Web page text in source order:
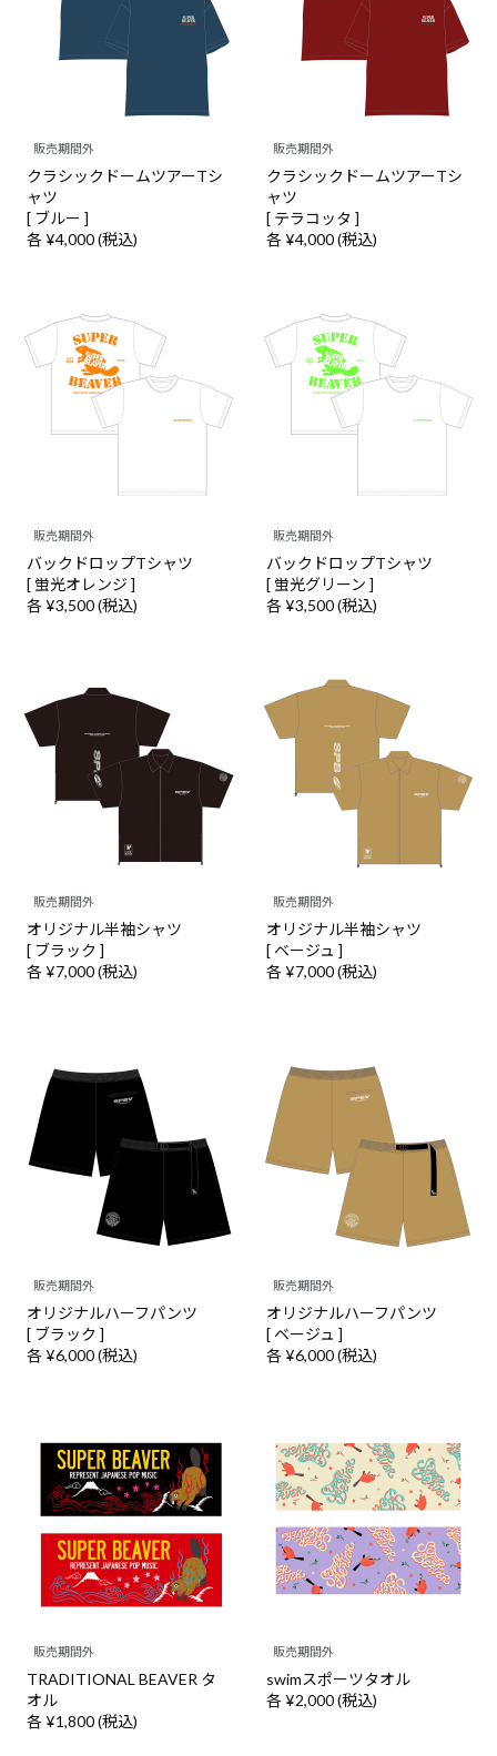
販売期間外
クラシックドームツアーTシ
ャツ
[ ブルー ]
各 ¥4,000 (税込)
販売期間外
クラシックドームツアーTシ
ャツ
[ テラコッタ ]
各 ¥4,000 (税込)
販売期間外
バックドロップTシャツ
[ 蛍光オレンジ ]
各 ¥3,500 (税込)
販売期間外
バックドロップTシャツ
[ 蛍光グリーン ]
各 ¥3,500 (税込)
販売期間外
オリジナル半袖シャツ
[ ブラック ]
各 ¥7,000 (税込)
販売期間外
オリジナル半袖シャツ
[ ベージュ ]
各 ¥7,000 (税込)
販売期間外
オリジナルハーフパンツ
[ ブラック ]
各 ¥6,000 (税込)
販売期間外
オリジナルハーフパンツ
[ ベージュ ]
各 ¥6,000 (税込)
販売期間外
TRADITIONAL BEAVER タ
オル
各 ¥1,800 (税込)
販売期間外
swimスポーツタオル
各 ¥2,000 (税込)